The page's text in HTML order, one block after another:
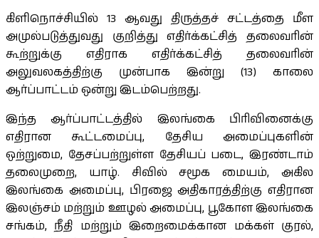
கிளிநொச்சியில் 13 ஆவது திருத்தச் சட்டத்தை மீள
அமுல்படுத்துவது குறித்து எதிர்க்கட்சித் தலைவரின்
கூற்றுக்கு எதிராக எதிர்க்கட்சித் தலைவரின்
அலுவலகத்திற்கு முன்பாக இன்று (13) காலை
ஆர்ப்பாட்டம் ஒன்று இடம்பெற்றது.
இந்த ஆர்ப்பாட்டத்தில் இலங்கை பிரிவினைக்கு
எதிரான கூட்டமைப்பு, தேசிய அமைப்புகளின்
ஒற்றுமை, தேசப்பற்றுள்ள தேசியப் படை, இரண்டாம்
தலைமுறை, யாழ். சிவில் சமூக மையம், அகில
இலங்கை அமைப்பு, பிரஜை அதிகாரத்திற்கு எதிரான
இலஞ்சம் மற்றும் ஊழல் அமைப்பு, பூகோள இலங்கை
சங்கம், நீதி மற்றும் இறைமைக்கான மக்கள் குரல்,